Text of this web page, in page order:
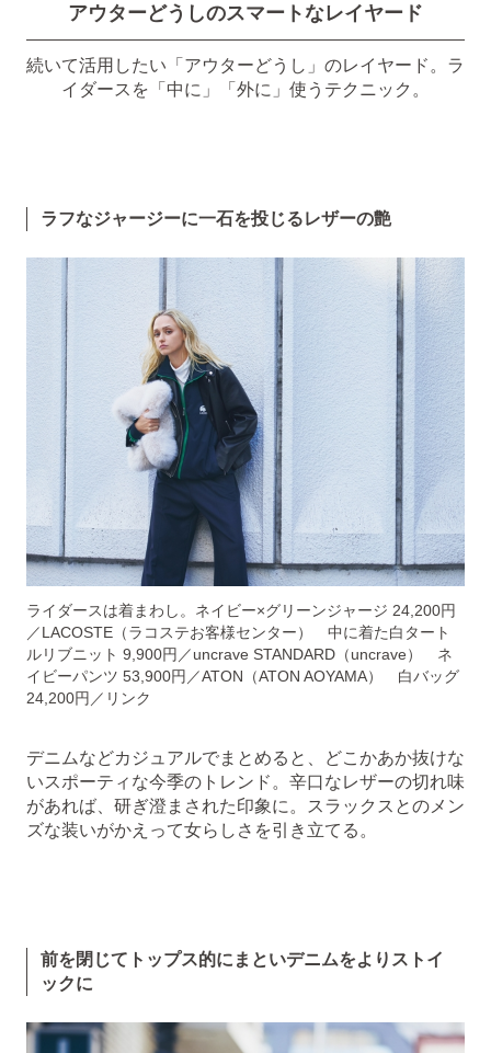
アウターどうしのスマートなレイヤード
続いて活用したい「アウターどうし」のレイヤード。ラ
イダースを「中に」「外に」使うテクニック。
ラフなジャージーに一石を投じるレザーの艶
ライダースは着まわし。ネイビー×グリーンジャージ 24,200円
／LACOSTE（ラコステお客様センター） 中に着た白タート
ルリブニット 9,900円／uncrave STANDARD（uncrave） ネ
イビーパンツ 53,900円／ATON（ATON AOYAMA） 白バッグ
24,200円／リンク
デニムなどカジュアルでまとめると、どこかあか抜けな
いスポーティな今季のトレンド。辛口なレザーの切れ味
があれば、研ぎ澄まされた印象に。スラックスとのメン
ズな装いがかえって女らしさを引き立てる。
前を閉じてトップス的にまといデニムをよりストイ
ックに